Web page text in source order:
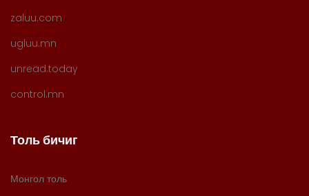
zaluu.com
ugluu.mn
unread.today
control.mn
Толь бичиг
Монгол толь